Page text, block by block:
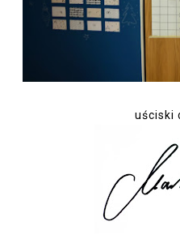
uściski